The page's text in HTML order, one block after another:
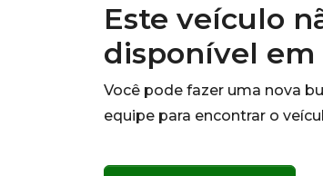
Este veículo
disponível em
Você pode fazer uma nova
equipe para encontrar o